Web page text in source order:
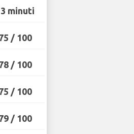
minuti
/ 100
/ 100
/ 100
/ 100